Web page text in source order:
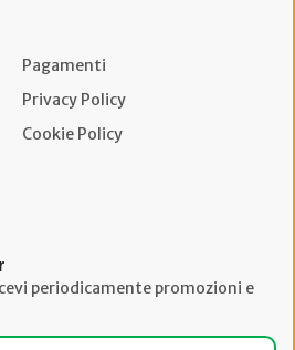
Pagamenti
Privacy Policy
Cookie Policy
periodicamente promozioni e